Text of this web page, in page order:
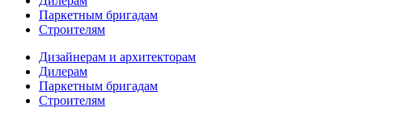
Паркетным бригадам
Строителям
Дизайнерам и архитекторам
Дилерам
Паркетным бригадам
Строителям